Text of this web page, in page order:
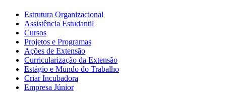
Estrutura Organizacional
Assistência Estudantil
Cursos
Projetos e Programas
Ações de Extensão
Curricularização da Extensão
Estágio e Mundo do Trabalho
Criar Incubadora
Empresa Júnior